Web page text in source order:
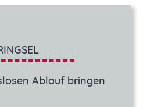
Ablauf bringen